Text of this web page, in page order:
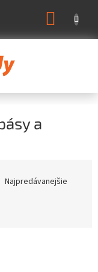
a
Najpredávanejšie